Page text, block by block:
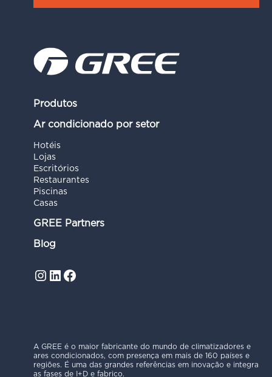
Produtos
Ar condicionado por setor
Hotéis
Lojas
Escritórios
Restaurantes
Piscinas
Casas
GREE Partners
Blog
Instagram
LinkedIn
Facebook
A GREE é o maior fabricante do mundo de climatizadores e
ares condicionados, com presença em mais de 160 países e
regiões. É uma das grandes referências em inovação e integra
as fases de I+D e fabrico.